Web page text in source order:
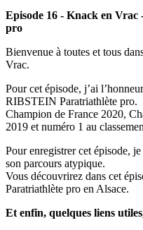
Episode 16 - Knack en
pro
Bienvenue à toutes et tous
Vrac.
Pour cet épisode, j’ai
RIBSTEIN Paratriathlète pro.
Champion de France 2020,
2019 et numéro 1 au
Pour enregistrer cet épisode,
son parcours atypique.
Vous découvrirez dans cet
Paratriathlète pro en Alsace.
Et enfin, quelques liens